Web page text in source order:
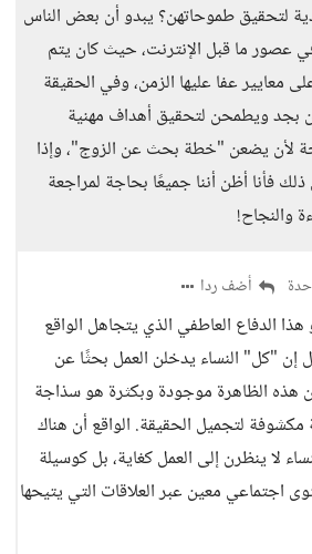
لتحقيق طموحاتهن؟ يبدو أن بعض الناس
عصور ما قبل الإنترنت، حيث كان يتم
معايير عفا عليها الزمن، وفي الحقيقة
بجد ويطمحن لتحقيق أهداف مهنية
لأن يضعن "خطة بحث عن الزوج"، وإذا
فأنا أظن أننا جميعًا بحاجة لمراجعة
والنجاح!
أضف ردا
الدفاع العاطفي الذي يتجاهل الواقع
إن "كل" النساء يدخلن العمل بحثًا عن
هذه الظاهرة موجودة وبكثرة هو سذاجة
لتجميل الحقيقة. الواقع أن هناك
لا ينظرن إلى العمل كغاية، بل كوسيلة
اجتماعي معين عبر العلاقات التي يتيحها